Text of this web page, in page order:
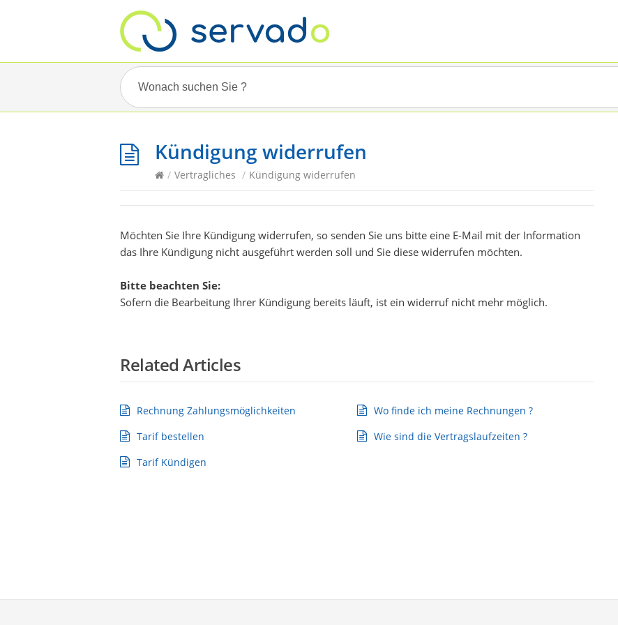
Kündigung widerrufen
/ Vertragliches / Kündigung widerrufen
Möchten Sie Ihre Kündigung widerrufen, so senden Sie uns bitte eine E-Mail mit der Information
das Ihre Kündigung nicht ausgeführt werden soll und Sie diese widerrufen möchten.
Bitte beachten Sie:
Sofern die Bearbeitung Ihrer Kündigung bereits läuft, ist ein widerruf nicht mehr möglich.
Related Articles
Rechnung Zahlungsmöglichkeiten
Wo finde ich meine Rechnungen ?
Tarif bestellen
Wie sind die Vertragslaufzeiten ?
Tarif Kündigen